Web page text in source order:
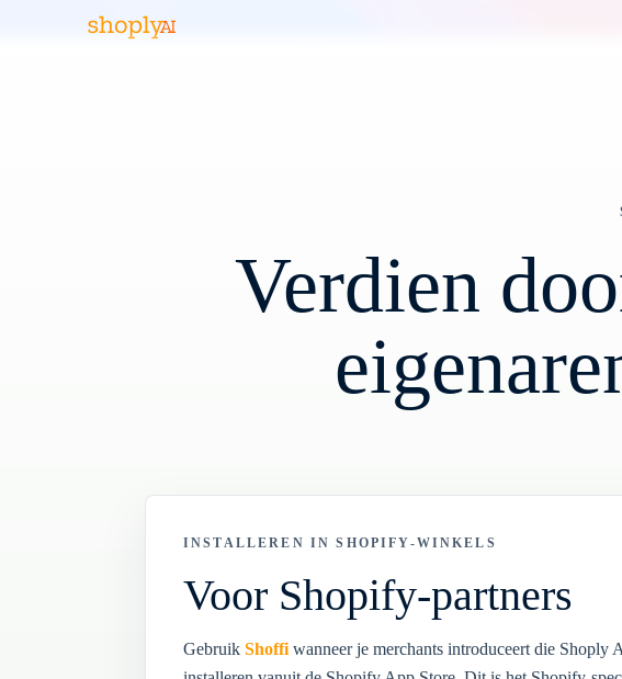
Verdien
INSTALLEREN IN SHOPIFY-WINKELS
Voor Shopify-partners
Gebruik Shoffi wanneer je merchants introduceert die Shoply